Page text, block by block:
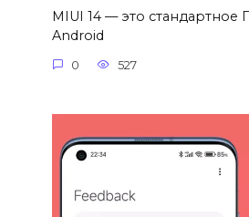
MIUI 14 — это стандартное
Android
0 527